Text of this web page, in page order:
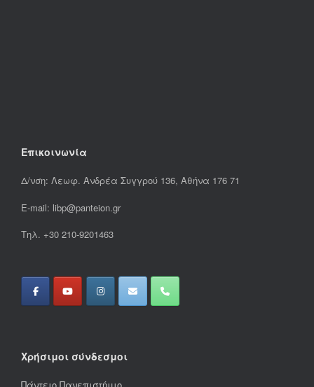
Επικοινωνία
Δ/νση: Λεωφ. Ανδρέα Συγγρού 136, Αθήνα 176 71
E-mail: libp@panteion.gr
Τηλ. +30 210-9201463
Χρήσιμοι σύνδεσμοι